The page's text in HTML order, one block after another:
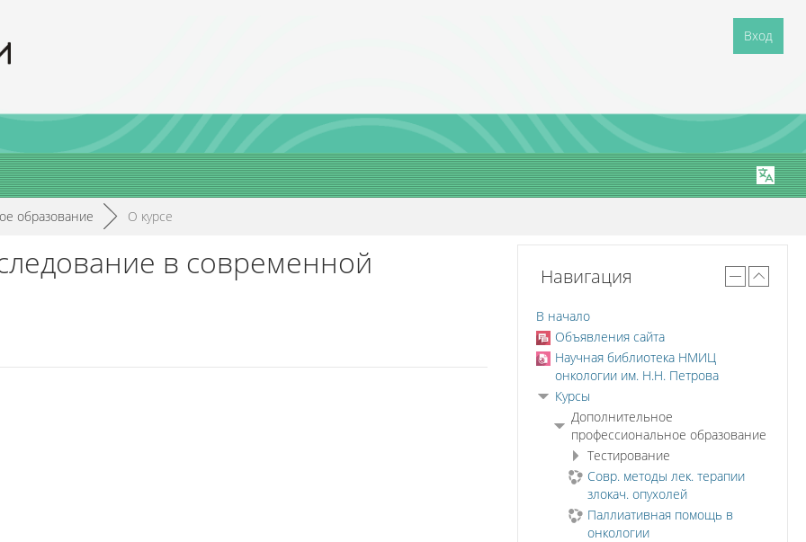
Вход
образование ► О курсе
в современной
Навигация
В начало
Объявления сайта
Научная библиотека НМИЦ
онкологии им. Н.Н. Петрова
Курсы
Дополнительное
профессиональное образование
Тестирование
Совр. методы лек. терапии
злокач. опухолей
Паллиативная помощь в
онкологии